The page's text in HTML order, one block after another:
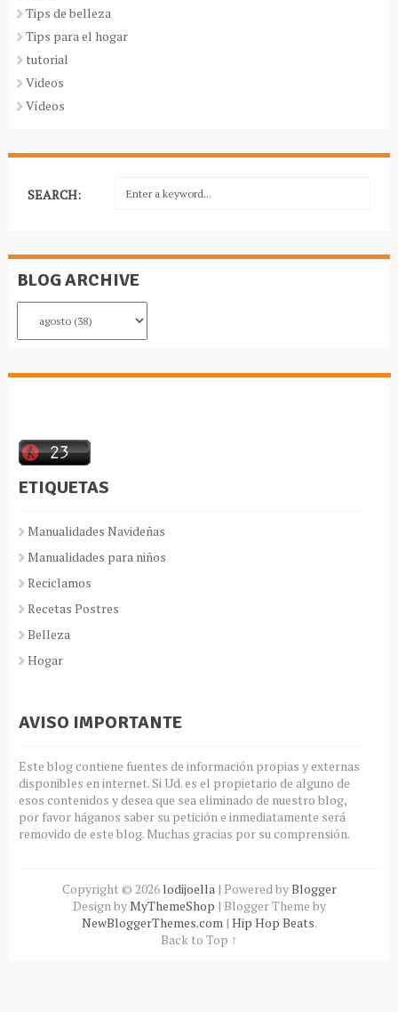
Tips de belleza
Tips para el hogar
tutorial
Videos
Vídeos
SEARCH:
BLOG ARCHIVE
ETIQUETAS
Manualidades Navideñas
Manualidades para niños
Reciclamos
Recetas Postres
Belleza
Hogar
AVISO IMPORTANTE
Este blog contiene fuentes de información propias y externas
disponibles en internet. Si Ud. es el propietario de alguno de
esos contenidos y desea que sea eliminado de nuestro blog,
por favor háganos saber su petición e inmediatamente será
removido de este blog. Muchas gracias por su comprensión.
Copyright © 2026 lodijoella | Powered byBlogger
Design byMyThemeShop | Blogger Theme by
NewBloggerThemes.com | Hip Hop Beats.
Back to Top ↑